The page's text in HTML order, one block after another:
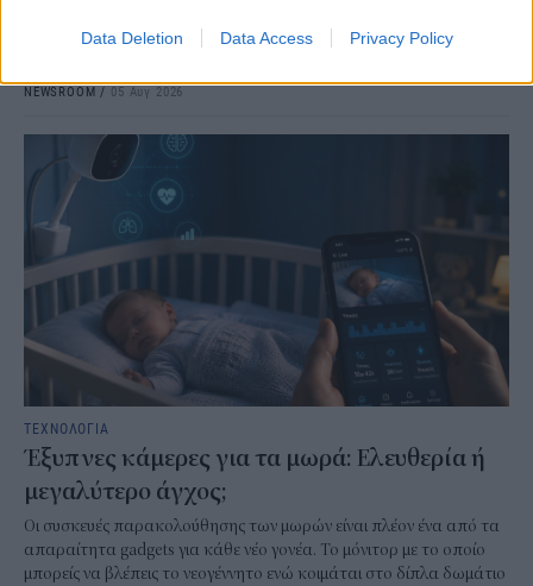
Data Deletion Data Access Privacy Policy
συσκευές, από τα εφέ φωτισμού για τις ειδοποιήσεις μέχρι και ένα
NEWSROOM/05 Αυγ 2026
ΤΕΧΝΟΛΟΓΙΑ
Έξυπνες κάμερες για τα μωρά: Ελευθερία ή
μεγαλύτερο άγχος;
Οι συσκευές παρακολούθησης των μωρών είναι πλέον ένα από τα
απαραίτητα gadgets για κάθε νέο γονέα. Το μόνιτορ με το οποίο
μπορείς να βλέπεις το νεογέννητο ενώ κοιμάται στο δίπλα δωμάτιο